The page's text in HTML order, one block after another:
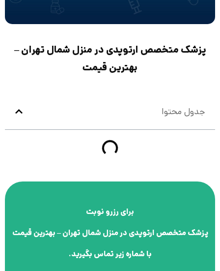
پزشک متخصص ارتوپدی در منزل شمال تهران –
بهترین قیمت
جدول محتوا
برای رزرو نوبت
پزشک متخصص ارتوپدی در منزل شمال تهران – بهترین قیمت
با شماره زیر تماس بگیرید.